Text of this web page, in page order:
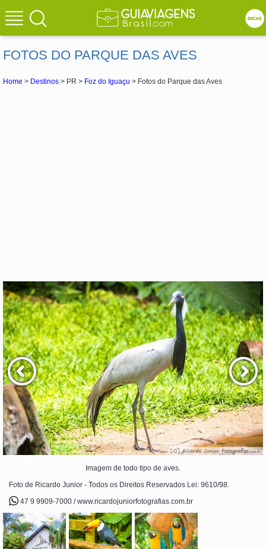
FOTOS DO PARQUE DAS AVES
Home > Destinos > PR > Foz do Iguaçu > Fotos do Parque das Aves
Imagem de todo tipo de aves.
Foto de Ricardo Junior - Todos os Direitos Reservados Lei: 9610/98.
47 9 9909-7000 / www.ricardojuniorfotografias.com.br